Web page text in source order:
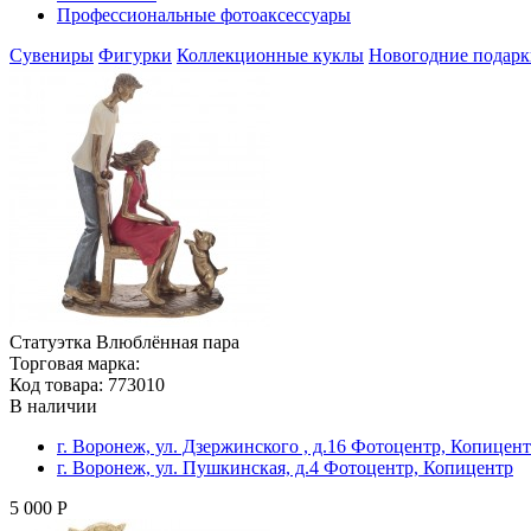
Профессиональные фотоаксессуары
Сувениры Фигурки Коллекционные куклы Новогодние
Статуэтка Влюблённая пара
Торговая марка:
Код товара: 773010
В наличии
г. Воронеж, ул. Дзержинского , д.16 Фотоцентр,
г. Воронеж, ул. Пушкинская, д.4 Фотоцентр, Копицентр
5 000 Р